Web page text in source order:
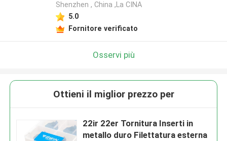
Shenzhen , China ,La CINA
5.0
Fornitore verificato
Osservi più
Ottieni il miglior prezzo per
22ir 22er Tornitura Inserti in
metallo duro Filettatura esterna